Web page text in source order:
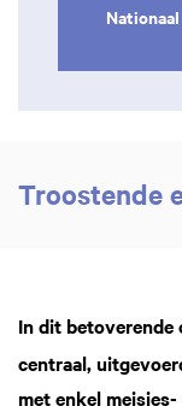
Troostende
In dit
centraal,
met enkel